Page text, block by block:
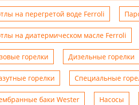
на перегретой воде Ferroli
на диатермическом масле Ferroli
горелки Дизельные горелки
горелки Специальные
баки Wester Насосы